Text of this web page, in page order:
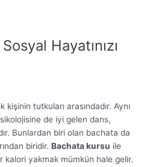
Hayatınızı
tutkuları arasındadır. Aynı
de iyi gelen dans,
Bunlardan biri olan bachata da
biridir. Bachata kursu ile
kalori yakmak mümkün hale gelir.